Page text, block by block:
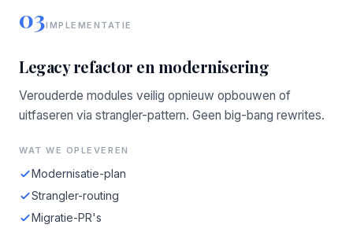
03IMPLEMENTATIE
Legacy refactor en modernisering
Verouderde modules veilig opnieuw opbouwen of
uitfaseren via strangler-pattern. Geen big-bang rewrites.
WAT WE OPLEVEREN
Modernisatie-plan
Strangler-routing
Migratie-PR's